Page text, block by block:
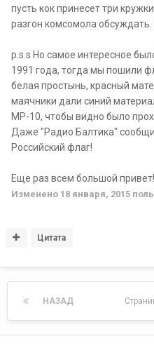
пусть кок принесет три
разгон комсомола обсуждать.
p.s.s Но самое интересное
1991 года, тогда мы пошили
белая простынь, красный
маячники дали синий
МР-10, чтобы видно было
Даже "Радио Балтика"
Российский флаг!
Еще раз всем большой привет!
Изменено 18 января, 2015
Цитата
НАЗАД